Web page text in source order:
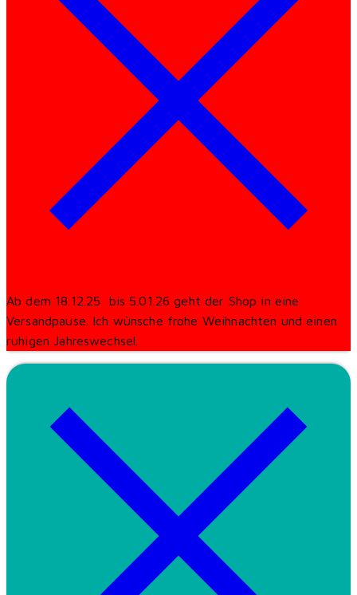
Ab dem 18.12.25 bis 5.01.26 geht der Shop in eine
Versandpause. Ich wünsche frohe Weihnachten und einen
ruhigen Jahreswechsel.